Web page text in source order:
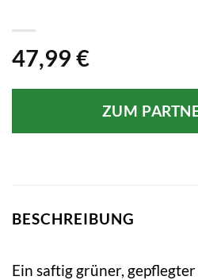
47,99 €
ZUM
BESCHREIBUNG
Ein saftig grüner, gepflegter